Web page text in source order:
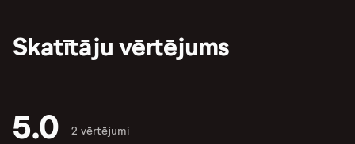
Skatītāju vērtējums
5.0 2 vērtējumi